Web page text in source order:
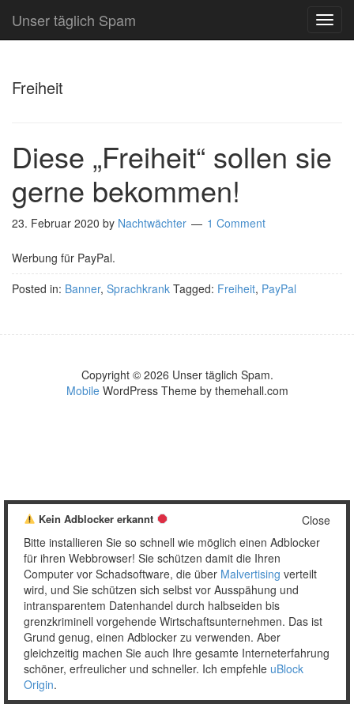
Unser täglich Spam
Freiheit
Diese „Freiheit“ sollen sie
gerne bekommen!
23. Februar 2020 by Nachtwächter 1 Comment
Werbung für PayPal.
Posted in: Banner, Sprachkrank Tagged: Freiheit, PayPal
Copyright © 2026 Unser täglich Spam.
MobileWordPress Theme by themehall.com
Close
Kein Adblocker erkannt
Bitte installieren Sie so schnell wie möglich einen Adblocker
für ihren Webbrowser! Sie schützen damit die Ihren
Computer vor Schadsoftware, die über Malvertising verteilt
wird, und Sie schützen sich selbst vor Ausspähung und
intransparentem Datenhandel durch halbseiden bis
grenzkriminell vorgehende Wirtschaftsunternehmen. Das ist
Grund genug, einen Adblocker zu verwenden. Aber
gleichzeitig machen Sie auch Ihre gesamte Interneterfahrung
schöner, erfreulicher und schneller. Ich empfehle uBlock
Origin.